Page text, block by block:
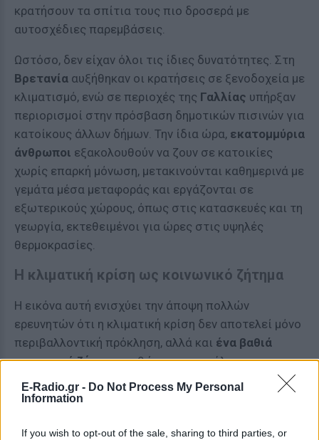
E-Radio.gr - Do Not Process My Personal
Information
If you wish to opt-out of the sale, sharing to third parties, or
κρατήσουν τα σπίτια τους πιο δροσερά με
αυτοσχέδιες παρεμβάσεις.
Ωστόσο, δεν είχαν όλοι τις ίδιες δυνατότητες. Στη
Βρετανία αυξήθηκαν οι κρατήσεις σε ξενοδοχεία με
κλιματισμό, ενώ σε περιοχές της Γαλλίας υπήρξαν
περιορισμοί στην πρόσβαση δημοτικών πισινών για
κατοίκους άλλων δήμων. Την ίδια ώρα, εκατομμύρια
άνθρωποι εξακολουθούν να ζουν σε κατοικίες
χωρίς επαρκή μόνωση, μετακινούνται καθημερινά με
γεμάτα μέσα μεταφοράς και εργάζονται σε
εξωτερικούς χώρους, όπως στις κατασκευές και τη
γεωργία, εκτεθειμένοι για ώρες στις υψηλές
θερμοκρασίες.
Η κλιματική κρίση ως κοινωνικό ζήτημα
Η εικόνα αυτή ενισχύει την άποψη πολλών
ερευνητών ότι η κλιματική κρίση δεν αποτελεί μόνο
περιβαλλοντική πρόκληση, αλλά και ένα βαθιά
κοινωνικό ζήτημα, καθώς οι πιο ευάλωτοι
πληθυσμοί είναι εκείνοι που υφίστανται τις
σοβαρότερες συνέπειες των ολοένα και